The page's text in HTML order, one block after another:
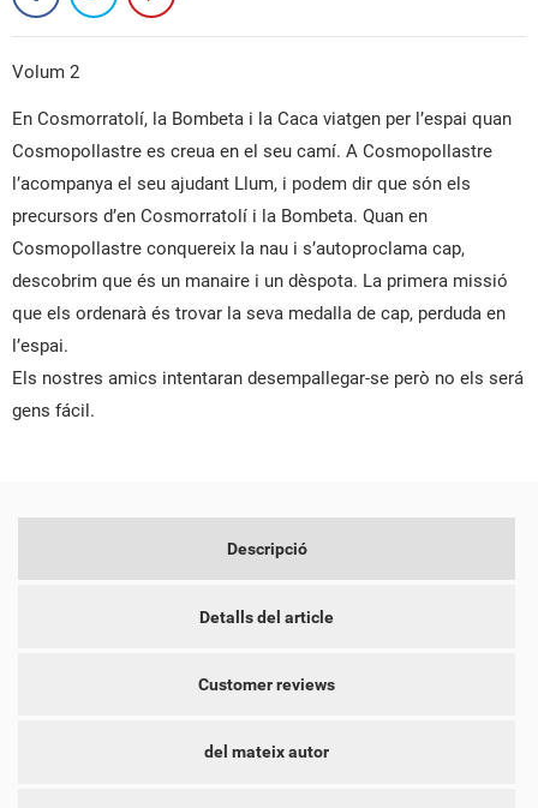
Volum 2
En Cosmorratolí, la Bombeta i la Caca viatgen per l’espai quan
Cosmopollastre es creua en el seu camí. A Cosmopollastre
l’acompanya el seu ajudant Llum, i podem dir que són els
precursors d’en Cosmorratolí i la Bombeta. Quan en
Cosmopollastre conquereix la nau i s’autoproclama cap,
descobrim que és un manaire i un dèspota. La primera missió
que els ordenarà és trovar la seva medalla de cap, perduda en
l’espai.
Els nostres amics intentaran desempallegar-se però no els será
gens fácil.
Descripció
Detalls del article
Customer reviews
del mateix autor
LES MEVES LLISTES DE DESITJOS
CREAR UNA LLISTA DE DESITJOS
CONNECTAR-SE
PER A DESAR ELS PRODUCTES A LA VOSTRA LLISTA DE
CANCEL·LAR CONNECTAR-SE